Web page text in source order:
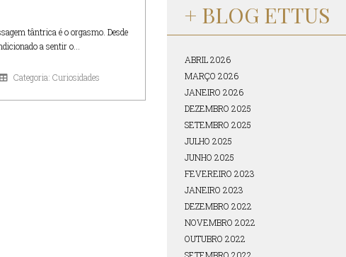
tântrica é o orgasmo. Desde
a sentir o...
Categoria: Curiosidades
+ BLOG ETTUS
ABRIL 2026
MARÇO 2026
JANEIRO 2026
DEZEMBRO 2025
SETEMBRO 2025
JULHO 2025
JUNHO 2025
FEVEREIRO 2023
JANEIRO 2023
DEZEMBRO 2022
NOVEMBRO 2022
OUTUBRO 2022